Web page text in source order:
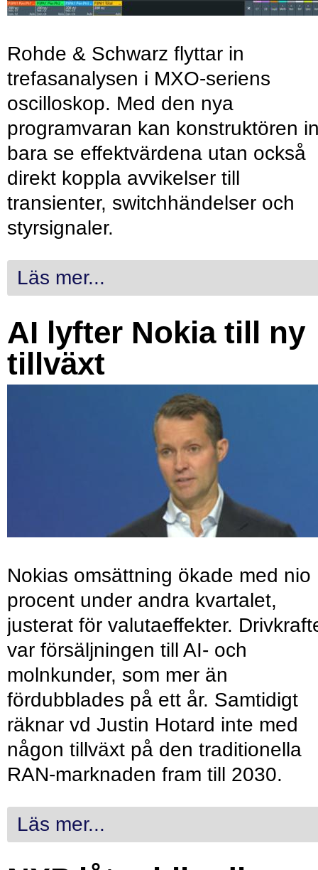
Rohde & Schwarz flyttar in
trefasanalysen i MXO-seriens
oscilloskop. Med den nya
programvaran kan konstruktören
bara se effektvärdena utan också
direkt koppla avvikelser till
transienter, switchhändelser och
styrsignaler.
Läs mer...
AI lyfter Nokia till ny
tillväxt
Nokias omsättning ökade med nio
procent under andra kvartalet,
justerat för valutaeffekter.
var försäljningen till AI- och
molnkunder, som mer än
fördubblades på ett år. Samtidigt
räknar vd Justin Hotard inte med
någon tillväxt på den traditionella
RAN-marknaden fram till 2030.
Läs mer...